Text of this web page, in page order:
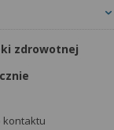
zdrowotnej
kontaktu